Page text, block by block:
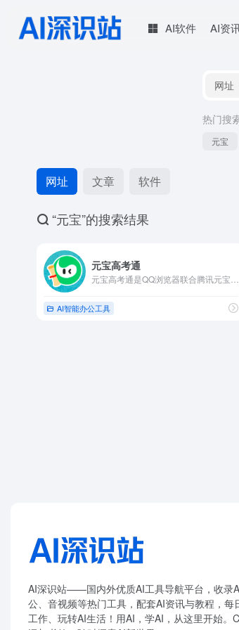
AI软件 AI资
网址
热门搜
元宝
网址 文章 软件
“元宝”的搜索结果
元宝高考通
AI智能办公工具
AI深识站——国内外优质AI工具导航平台，收录
公、音视频等热门工具，配套AI资讯与教程，每
工作、玩转AI生活！用AI，学AI，从这里开始